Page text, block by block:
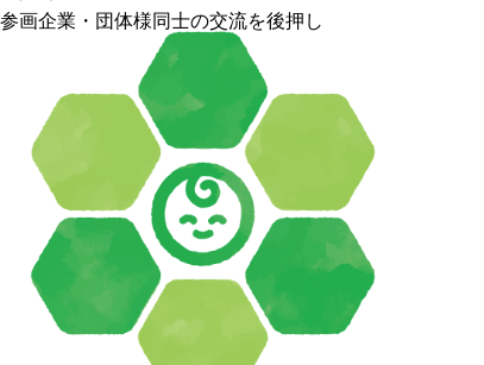
参画企業・団体様同士の交流を後押し